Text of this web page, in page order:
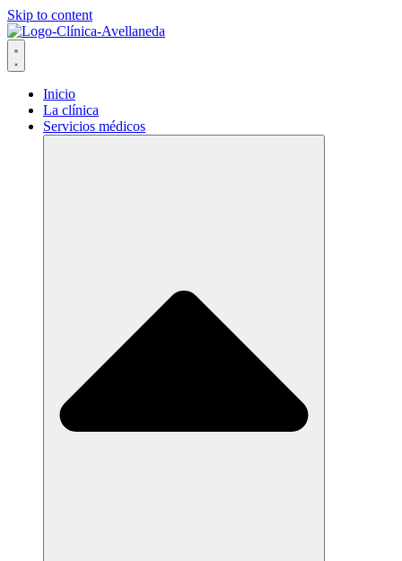
Skip to content
Inicio
La clínica
Servicios médicos